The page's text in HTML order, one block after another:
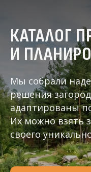
КАТАЛОГ
И
Мы собрали
решения
адаптированы
Их можно взять
своего